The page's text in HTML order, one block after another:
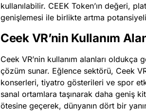
kullanılabilir. CEEK Token’ın değeri,
genişlemesi ile birlikte artma
Ceek VR’nin Kullanım
Ceek VR’nin kullanım alanları
çözüm sunar. Eğlence sektörü, Ceek
konserleri, tiyatro gösterileri ve spor
sanal ortamlara taşınarak daha geniş
ötesine geçerek, dünyanın dört bir